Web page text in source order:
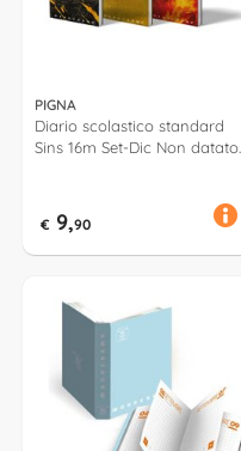
PIGNA
Diario scolastico standard
Sins 16m Set-Dic Non datato
€ 9,90